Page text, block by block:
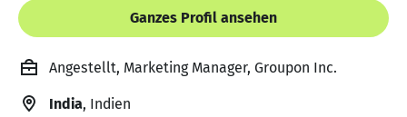
Ganzes Profil ansehen
Angestellt, Marketing Manager, Groupon Inc.
India, Indien